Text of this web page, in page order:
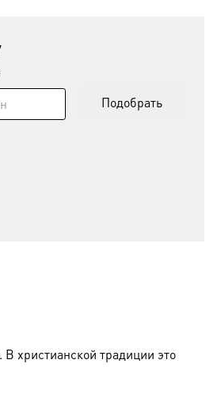
Подобрать
христианской традиции это